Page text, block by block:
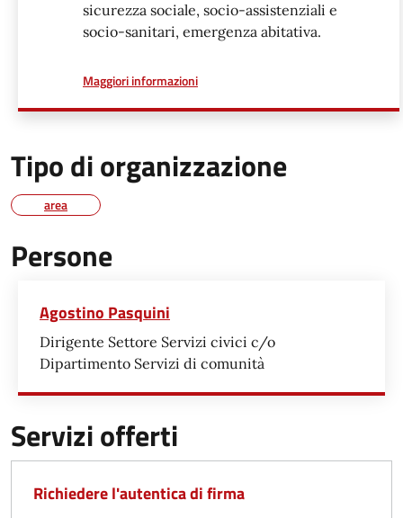
sicurezza sociale, socio-assistenziali e
socio-sanitari, emergenza abitativa.
Maggiori informazionia proposito di
Tipo di organizzazione
area
Persone
Agostino Pasquini
Dirigente Settore Servizi civici c/o
Dipartimento Servizi di comunità
Servizi offerti
Richiedere l'autentica di firma